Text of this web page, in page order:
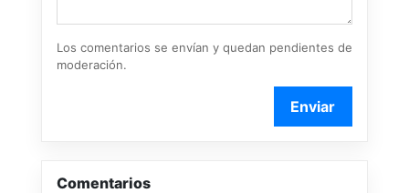
Los comentarios se envían y quedan pendientes de
moderación.
Enviar
Comentarios